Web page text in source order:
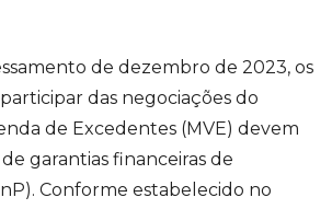
de dezembro de 2023, os
das negociações do
de Excedentes (MVE) devem
garantias financeiras de
Conforme estabelecido no